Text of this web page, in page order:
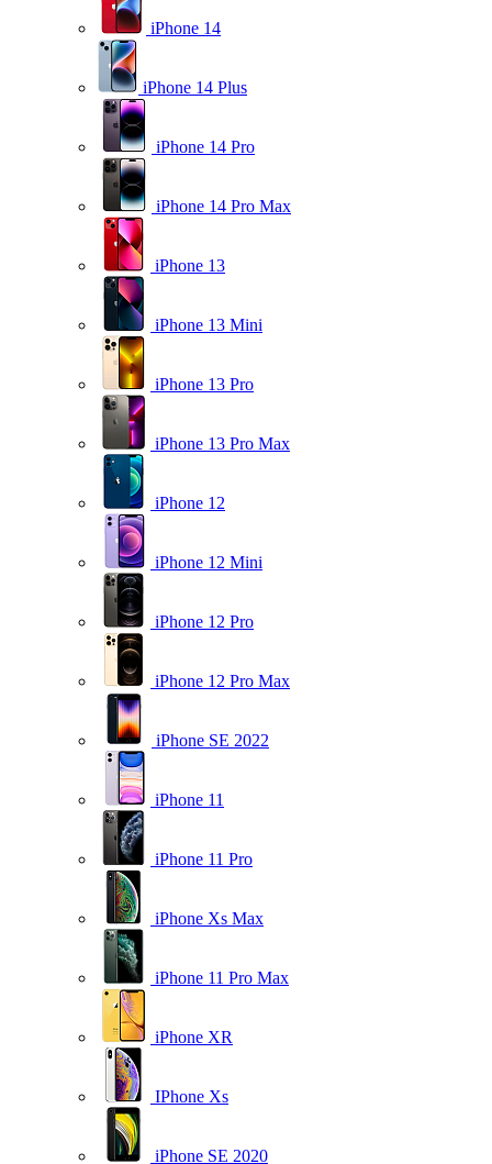
iPhone 14
iPhone 14 Plus
iPhone 14 Pro
iPhone 14 Pro Max
iPhone 13
iPhone 13 Mini
iPhone 13 Pro
iPhone 13 Pro Max
iPhone 12
iPhone 12 Mini
iPhone 12 Pro
iPhone 12 Pro Max
iPhone SE 2022
iPhone 11
iPhone 11 Pro
iPhone Xs Max
iPhone 11 Pro Max
iPhone XR
IPhone Xs
iPhone SE 2020